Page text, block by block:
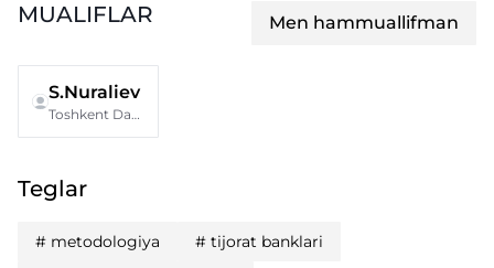
MUALIFLAR Men hammuallifman
S.Nuraliev
Toshkent Davlat iqtisodiyot universiteti
Teglar
# metodologiya # tijorat banklari